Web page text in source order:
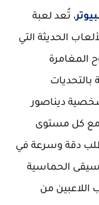
، تُعد لعبة
الحديثة التي
المغامرة
بالتحديات
ديناصور
كل مستوى
دقة وسرعة في
الحماسية
اللاعبين من